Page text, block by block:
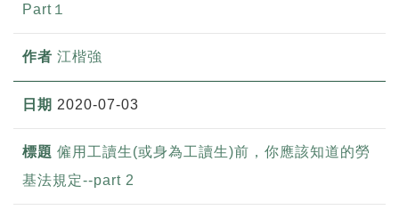
Part１
江楷強
2020-07-03
僱用工讀生(或身為工讀生)前，你應該知道的勞
基法規定--part 2